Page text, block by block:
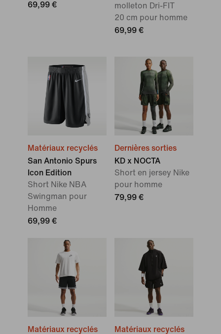
69,99 €
molleton Dri-FIT
20 cm pour homme
69,99 €
Matériaux recyclés
San Antonio Spurs
Icon Edition
Short Nike NBA
Swingman pour
Homme
69,99 €
Dernières sorties
KD x NOCTA
Short en jersey Nike
pour homme
79,99 €
Matériaux recyclés
Matériaux recyclés